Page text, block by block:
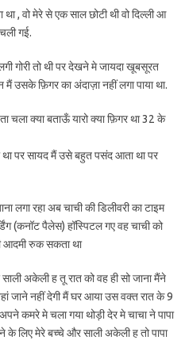
, वो मेरे से एक साल छोटी थी वो दिल्ली आ
गई.
गोरी तो थी पर देखने मे जायदा खूबसूरत
उसके फ़िगर का अंदाज़ा नहीं लगा पाया था.
चला क्या बताऊँ यारो क्या फ़िगर था 32 के
था पर सायद मैं उसे बहुत पसंद आता था पर
लगा रहा अब चाची की डिलीवरी का टाइम
(कनॉट पैलेस) हॉस्पिटल गए वह चाची को
आदमी रुक सकता था
अकेली ह तू रात को वह ही सो जाना मैंने
जाने नहीं देगी मैं घर आया उस वक्त रात के 9
कमरे मे चला गया थोड़ी देर मे चाचा ने पापा
के लिए मेरे बच्चे और साली अकेली ह तो पापा